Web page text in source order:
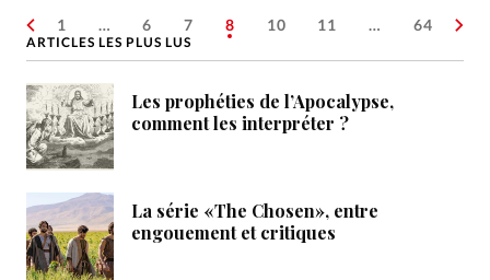
1 … 6 7 8 10 11 … 64
ARTICLES LES PLUS LUS
Les prophéties de l’Apocalypse,
comment les interpréter ?
La série «The Chosen», entre
engouement et critiques